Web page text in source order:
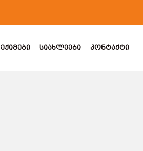
ᲔᲥᲘᲛᲔᲑᲘ ᲡᲘᲐᲮᲚᲔᲔᲑᲘ ᲙᲝᲜᲢᲐᲥᲢᲘ